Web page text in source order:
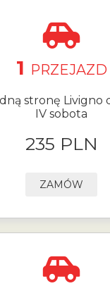
1 PRZEJAZD
stronę Livigno
IV sobota
235 PLN
ZAMÓW